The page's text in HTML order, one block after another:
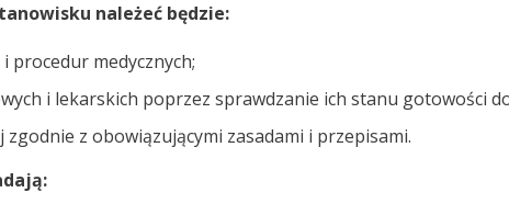
należeć będzie:
procedur medycznych;
i lekarskich poprzez sprawdzanie ich stanu gotowości do
z obowiązującymi zasadami i przepisami.